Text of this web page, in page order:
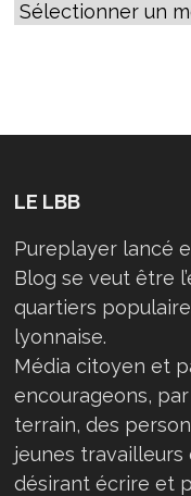
LE LBB
Pureplayer lancé
Blog se veut être
quartiers
lyonnaise.
Média citoyen et
encourageons,
terrain, des
jeunes
désirant écrire et